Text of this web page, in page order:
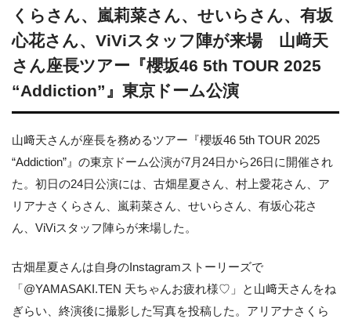
くらさん、嵐莉菜さん、せいらさん、有坂
心花さん、ViViスタッフ陣が来場 山﨑天
さん座長ツアー『櫻坂46 5th TOUR 2025
“Addiction”』東京ドーム公演
山﨑天さんが座長を務めるツアー『櫻坂46 5th TOUR 2025
“Addiction”』の東京ドーム公演が7月24日から26日に開催され
た。初日の24日公演には、古畑星夏さん、村上愛花さん、ア
リアナさくらさん、嵐莉菜さん、せいらさん、有坂心花さ
ん、ViViスタッフ陣らが来場した。
古畑星夏さんは自身のInstagramストーリーズで
「@YAMASAKI.TEN 天ちゃんお疲れ様♡」と山﨑天さんをね
ぎらい、終演後に撮影した写真を投稿した。アリアナさくら